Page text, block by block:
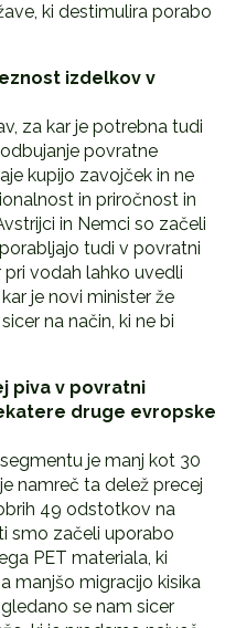
ki destimulira porabo
izdelkov v
za kar je potrebna tudi
povratne
kupijo zavojček in ne
in priročnost in
in Nemci so začeli
tudi v povratni
pri vodah lahko uvedli
je novi minister že
na način, ki ne bi
piva v povratni
druge evropske
je manj kot 30
namreč ta delež precej
49 odstotkov na
smo začeli uporabo
PET materiala, ki
manjšo migracijo kisika
se nam sicer